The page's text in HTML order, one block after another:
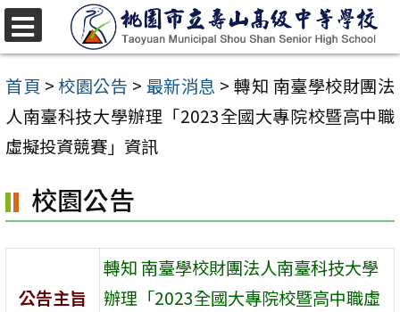
跳
至
主
要
內
區
首頁 >校園公告 > 最新消息 > 轉知 南臺學校財團法
人南臺科技大學辦理「2023全國大專院校暨高中職
虛擬投資競賽」資訊
校園公告
公告主旨
轉知 南臺學校財團法人南臺科技大學
辦理「2023全國大專院校暨高中職虛
選
單